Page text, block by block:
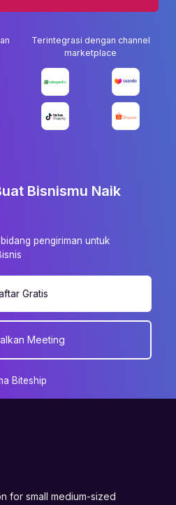
Terintegrasi dengan channel
marketplace
Bisnismu Naik
pengiriman untuk
Gratis
Meeting
Biteship
for small medium-sized